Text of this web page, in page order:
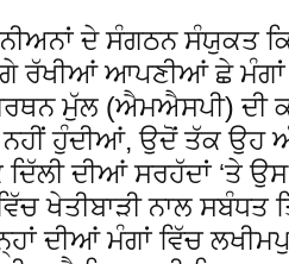
ਦੇ ਸੰਗਠਨ ਸੰਯੁਕਤ
ਰੱਖੀਆਂ ਆਪਣੀਆਂ ਛੇ ਮੰਗਾਂ
ਮੁੱਲ (ਐਮਐਸਪੀ) ਦੀ
ਹੁੰਦੀਆਂ, ਉਦੋਂ ਤੱਕ ਉਹ
ਦਿੱਲੀ ਦੀਆਂ ਸਰਹੱਦਾਂ ‘ਤੇ
ਖੇਤੀਬਾੜੀ ਨਾਲ ਸਬੰਧਤ
ਦੀਆਂ ਮੰਗਾਂ ਵਿੱਚ